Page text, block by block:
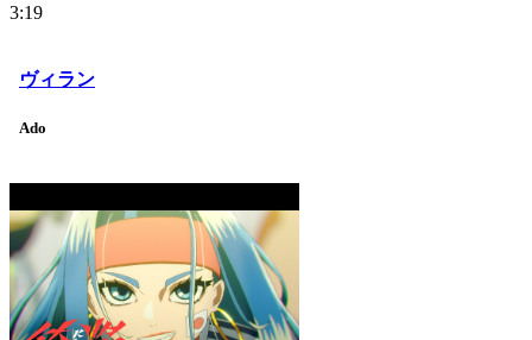
3:19
ヴィラン
Ado